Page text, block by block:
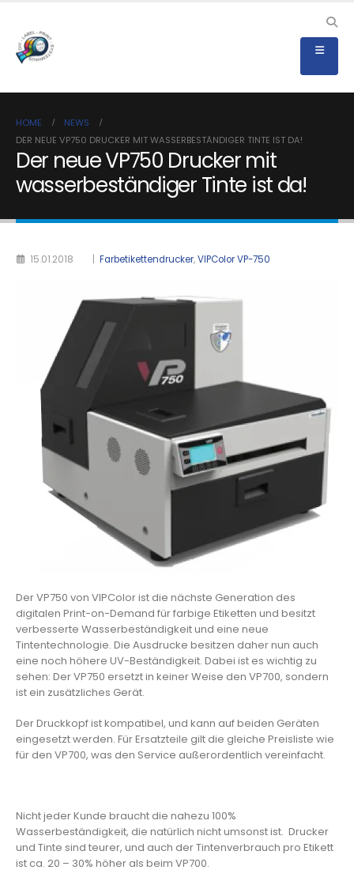
HOME
NEWS
DER NEUE VP750 DRUCKER MIT WASSERBESTÄNDIGER TINTE IST DA!
Der neue VP750 Drucker mit
wasserbeständiger Tinte ist da!
15.01.2018 Farbetikettendrucker,VIPColor VP-750
Der VP750 von VIPColor ist die nächste Generation des
digitalen Print-on-Demand für farbige Etiketten und besitzt
verbesserte Wasserbeständigkeit und eine neue
Tintentechnologie. Die Ausdrucke besitzen daher nun auch
eine noch höhere UV-Beständigkeit. Dabei ist es wichtig zu
sehen: Der VP750 ersetzt in keiner Weise den VP700, sondern
ist ein zusätzliches Gerät.
Der Druckkopf ist kompatibel, und kann auf beiden Geräten
eingesetzt werden. Für Ersatzteile gilt die gleiche Preisliste wie
für den VP700, was den Service außerordentlich vereinfacht.
Nicht jeder Kunde braucht die nahezu 100%
Wasserbeständigkeit, die natürlich nicht umsonst ist. Drucker
und Tinte sind teurer, und auch der Tintenverbrauch pro Etikett
ist ca. 20 – 30% höher als beim VP700.